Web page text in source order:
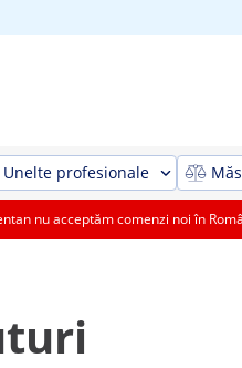
Unelte profesionale
nu acceptăm comenzi noi în